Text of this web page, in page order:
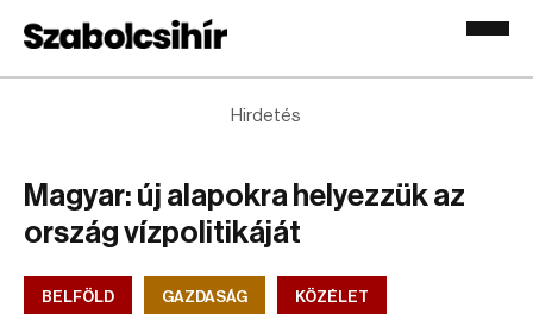
Hirdetés
Magyar: új alapokra helyezzük az
ország vízpolitikáját
BELFÖLD GAZDASÁG KÖZÉLET